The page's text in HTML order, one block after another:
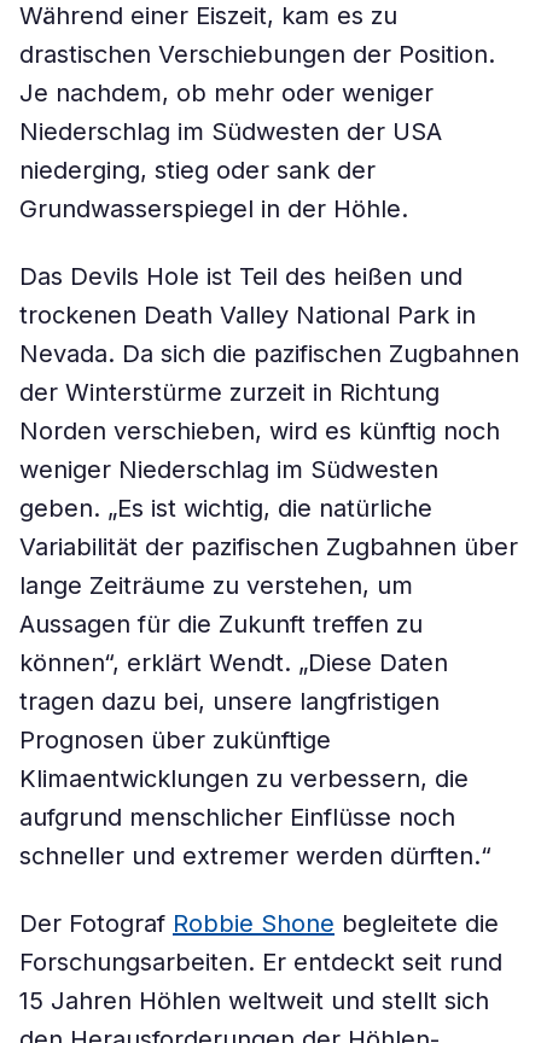
Während einer Eiszeit, kam es zu
drastischen Verschiebungen der Position.
Je nachdem, ob mehr oder weniger
Niederschlag im Südwesten der USA
niederging, stieg oder sank der
Grundwasserspiegel in der Höhle.
Das Devils Hole ist Teil des heißen und
trockenen Death Valley National Park in
Nevada. Da sich die pazifischen Zugbahnen
der Winterstürme zurzeit in Richtung
Norden verschieben, wird es künftig noch
weniger Niederschlag im Südwesten
geben. „Es ist wichtig, die natürliche
Variabilität der pazifischen Zugbahnen über
lange Zeiträume zu verstehen, um
Aussagen für die Zukunft treffen zu
können“, erklärt Wendt. „Diese Daten
tragen dazu bei, unsere langfristigen
Prognosen über zukünftige
Klimaentwicklungen zu verbessern, die
aufgrund menschlicher Einflüsse noch
schneller und extremer werden dürften.“
Der Fotograf Robbie Shone begleitete die
Forschungsarbeiten. Er entdeckt seit rund
15 Jahren Höhlen weltweit und stellt sich